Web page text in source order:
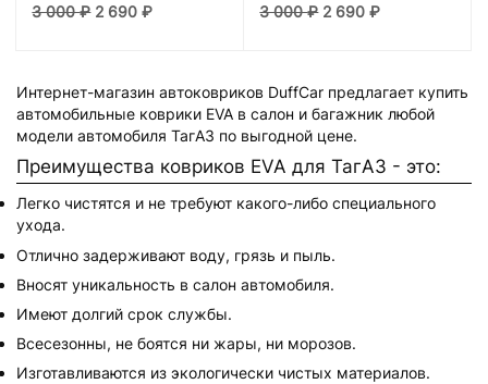
3 000₽ 2 690₽ 3 000₽ 2 690₽
Интернет-магазин автоковриков DuffCar предлагает купить
автомобильные коврики EVA в салон и багажник любой
модели автомобиля ТагАЗ по выгодной цене.
Преимущества ковриков EVA для ТагАЗ - это:
Легко чистятся и не требуют какого-либо специального
ухода.
Отлично задерживают воду, грязь и пыль.
Вносят уникальность в салон автомобиля.
Имеют долгий срок службы.
Всесезонны, не боятся ни жары, ни морозов.
Изготавливаются из экологически чистых материалов.